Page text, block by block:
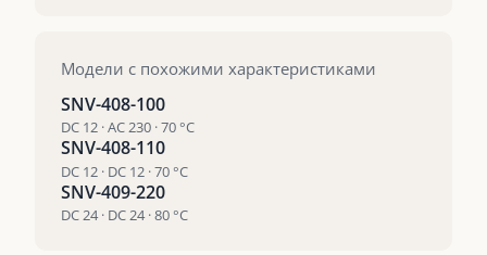
Модели с похожими характеристиками
SNV-408-100
DC 12 · AC 230 · 70 °С
SNV-408-110
DC 12 · DC 12 · 70 °С
SNV-409-220
DC 24 · DC 24 · 80 °С